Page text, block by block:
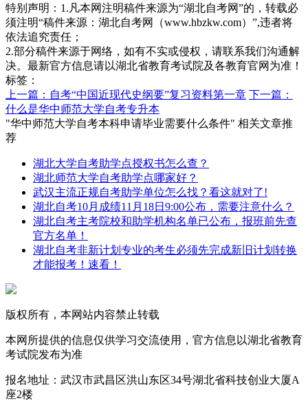
特别声明：1.凡本网注明稿件来源为“湖北自考网”的，转载必
须注明“稿件来源：湖北自考网（www.hbzkw.com）”,违者将
依法追究责任；
2.部分稿件来源于网络，如有不实或侵权，请联系我们沟通解
决。最新官方信息请以湖北省教育考试院及各教育官网为准！
标签：
上一篇：自考“中国近现代史纲要”复习资料第一章 下一篇：
什么是华中师范大学自考专升本
"华中师范大学自考本科申请毕业需要什么条件" 相关文章推
荐
湖北大学自考助学点授权书怎么查？
湖北师范大学自考助学点哪家好？
武汉主流正规自考助学单位怎么找？看这就对了!
湖北自考10月成绩11月18日9:00公布，需要注意什么？
湖北自考主考院校和助学机构名单已公布，报班前先查
官方名单！
湖北自考非新计划专业的考生必须先完成新旧计划转换
才能报考！速看！
版权所有，本网站内容禁止转载
本网所提供的信息仅供学习交流使用，官方信息以湖北省教育
考试院发布为准
报名地址：武汉市武昌区洪山东区34号湖北省科技创业大厦A
座2楼